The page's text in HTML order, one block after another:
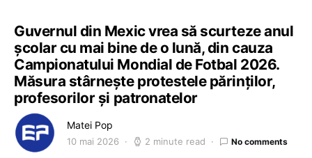
Guvernul din Mexic vrea să scurteze anul
școlar cu mai bine de o lună, din cauza
Campionatului Mondial de Fotbal 2026.
Măsura stârnește protestele părinților,
profesorilor și patronatelor
Matei Pop
10 mai 2026 2 minute read No comments